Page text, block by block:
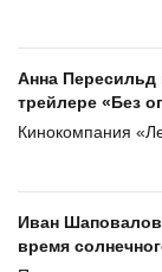
Анна Пересильд
трейлере «Без
Кинокомпания
Иван Шаповалов
время